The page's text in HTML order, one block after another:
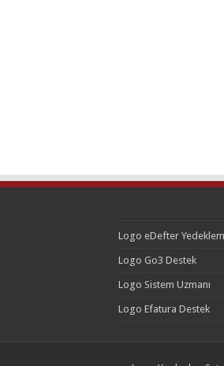
Logo eDefter
Logo Go3 Destek
Logo Sistem Uzmanı
Logo Efatura Destek